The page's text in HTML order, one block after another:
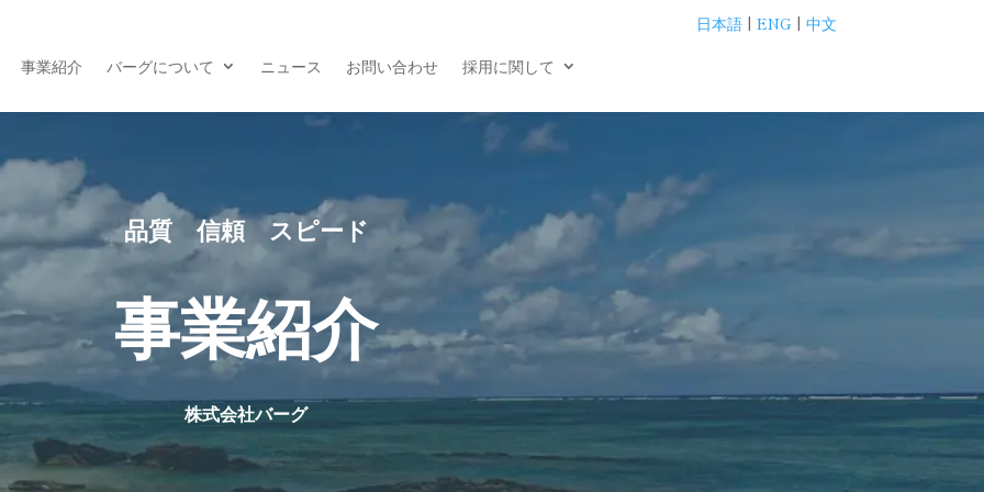
日本語| ENG| 中文
事業紹介
バーグについて ニュース お問い合わせ 採用に関して
品質 信頼 スピード
事業紹介
株式会社バーグ